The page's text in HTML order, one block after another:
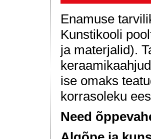
Enamuse
Kunstikooli
ja materjalid).
ise omaks
korrasoleku
Need